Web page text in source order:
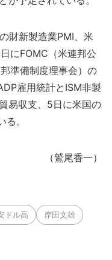
財新製造業PMI、米
にFOMC（米連邦公
準備制度理事会）の
雇用統計とISM非製
易収支、5日に米国の
。
（鷲尾香一）
ドル高 岸田文雄